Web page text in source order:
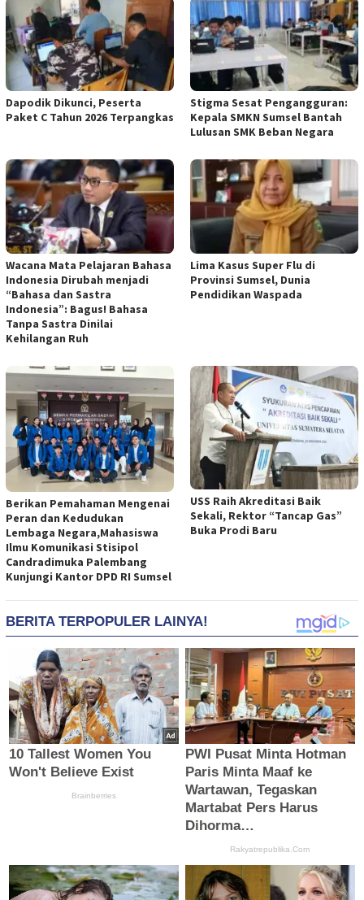
Dapodik Dikunci, Peserta
Paket C Tahun 2026 Terpangkas
Stigma Sesat Pengangguran:
Kepala SMKN Sumsel Bantah
Lulusan SMK Beban Negara
Wacana Mata Pelajaran Bahasa
Indonesia Dirubah menjadi
“Bahasa dan Sastra
Indonesia”: Bagus! Bahasa
Tanpa Sastra Dinilai
Kehilangan Ruh
Lima Kasus Super Flu di
Provinsi Sumsel, Dunia
Pendidikan Waspada
Berikan Pemahaman Mengenai
Peran dan Kedudukan
Lembaga Negara,Mahasiswa
Ilmu Komunikasi Stisipol
Candradimuka Palembang
Kunjungi Kantor DPD RI Sumsel
USS Raih Akreditasi Baik
Sekali, Rektor “Tancap Gas”
Buka Prodi Baru